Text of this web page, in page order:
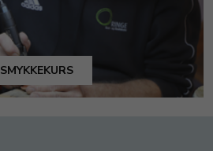
SMYKKEKURS